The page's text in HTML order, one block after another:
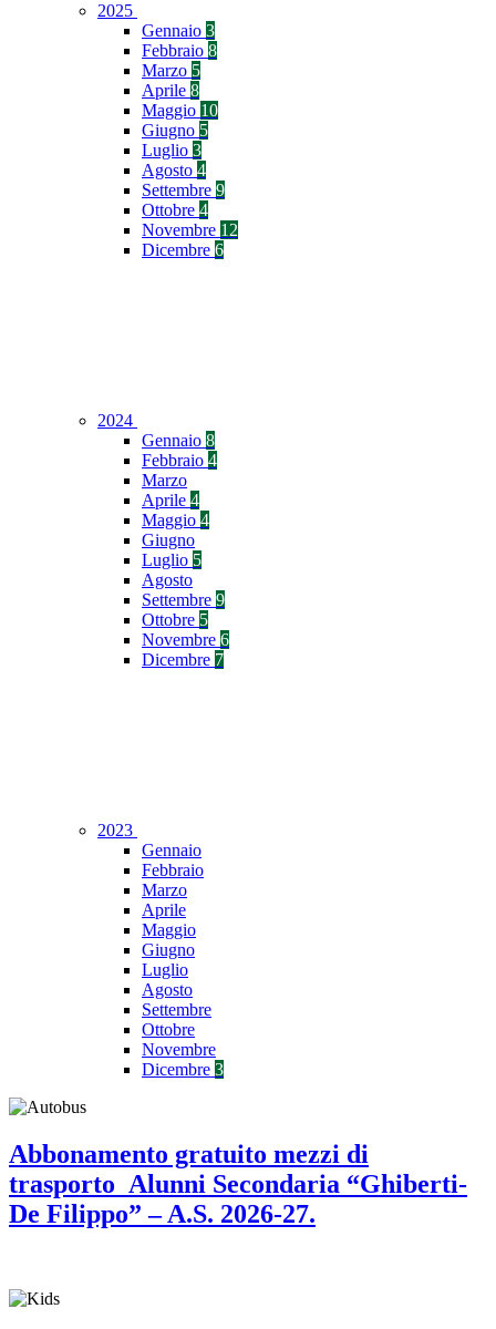
2025
Gennaio 3
Febbraio 8
Marzo 5
Aprile 8
Maggio 10
Giugno 5
Luglio 3
Agosto 4
Settembre 9
Ottobre 4
Novembre 12
Dicembre 6
2024
Gennaio 8
Febbraio 4
Marzo
Aprile 4
Maggio 4
Giugno
Luglio 5
Agosto
Settembre 9
Ottobre 5
Novembre 6
Dicembre 7
2023
Gennaio
Febbraio
Marzo
Aprile
Maggio
Giugno
Luglio
Agosto
Settembre
Ottobre
Novembre
Dicembre 3
Abbonamento gratuito mezzi di
trasporto_Alunni Secondaria “Ghiberti-
De Filippo” – A.S. 2026-27.